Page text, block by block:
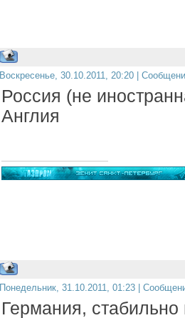
Воскресенье, 30.10.2011, 20:20 |
Россия (не
Англия
Понедельник, 31.10.2011, 01:23 |
Германия,